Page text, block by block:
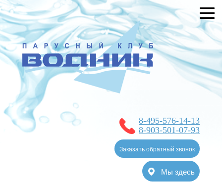
8-495-576-14-13
8-903-501-07-93
Заказать обратный звонок
Мы здесь
УСЛУГИ
БРОНИРОВАНИЕ
О КЛУБЕ
НОВОСТИ
ЯХТ-КЛУБ
ОТЗЫВЫ